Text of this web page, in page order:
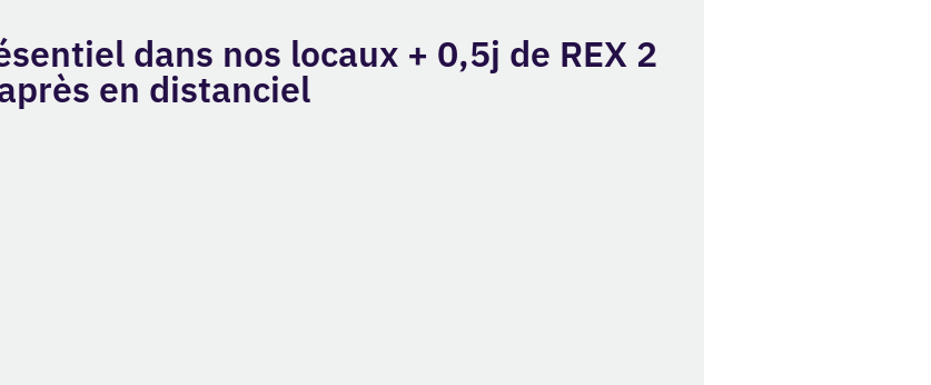
dans nos locaux + 0,5j de REX 2
en distanciel